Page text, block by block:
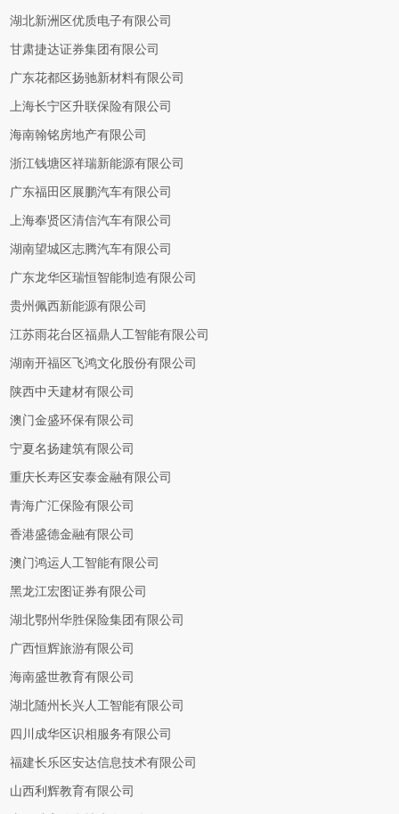
湖北新洲区优质电子有限公司
甘肃捷达证券集团有限公司
广东花都区扬驰新材料有限公司
上海长宁区升联保险有限公司
海南翰铭房地产有限公司
浙江钱塘区祥瑞新能源有限公司
广东福田区展鹏汽车有限公司
上海奉贤区清信汽车有限公司
湖南望城区志腾汽车有限公司
广东龙华区瑞恒智能制造有限公司
贵州佩西新能源有限公司
江苏雨花台区福鼎人工智能有限公司
湖南开福区飞鸿文化股份有限公司
陕西中天建材有限公司
澳门金盛环保有限公司
宁夏名扬建筑有限公司
重庆长寿区安泰金融有限公司
青海广汇保险有限公司
香港盛德金融有限公司
澳门鸿运人工智能有限公司
黑龙江宏图证券有限公司
湖北鄂州华胜保险集团有限公司
广西恒辉旅游有限公司
海南盛世教育有限公司
湖北随州长兴人工智能有限公司
四川成华区识相服务有限公司
福建长乐区安达信息技术有限公司
山西利辉教育有限公司